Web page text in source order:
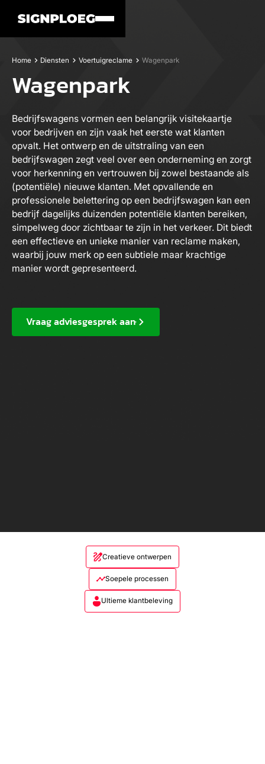
Home Diensten Voertuigreclame Wagenpark
Wagenpark
Bedrijfswagens vormen een belangrijk visitekaartje
voor bedrijven en zijn vaak het eerste wat klanten
opvalt. Het ontwerp en de uitstraling van een
bedrijfswagen zegt veel over een onderneming en zorgt
voor herkenning en vertrouwen bij zowel bestaande als
(potentiële) nieuwe klanten. Met opvallende en
professionele belettering op een bedrijfswagen kan een
bedrijf dagelijks duizenden potentiële klanten bereiken,
simpelweg door zichtbaar te zijn in het verkeer. Dit biedt
een effectieve en unieke manier van reclame maken,
waarbij jouw merk op een subtiele maar krachtige
manier wordt gepresenteerd.
Vraag adviesgesprek aan
Creatieve ontwerpen
Soepele processen
Ultieme klantbeleving